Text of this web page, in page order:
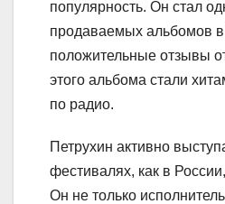
популярность. Он стал
продаваемых альбомов
положительные отзывы
этого альбома стали
по радио.
Петрухин активно
фестивалях, как в
Он не только